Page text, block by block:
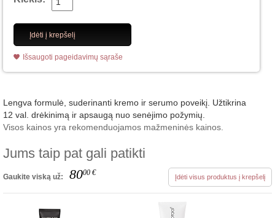
Įdėti į krepšelį
Išsaugoti pageidavimų sąraše
Lengva formulė, suderinanti kremo ir serumo poveikį. Užtikrina
12 val. drėkinimą ir apsaugą nuo senėjimo požymių.
Visos kainos yra rekomenduojamos mažmeninės kainos.
Jums taip pat gali patikti
Gaukite viską už: 8000 € Įdėti visus produktus į krepšelį